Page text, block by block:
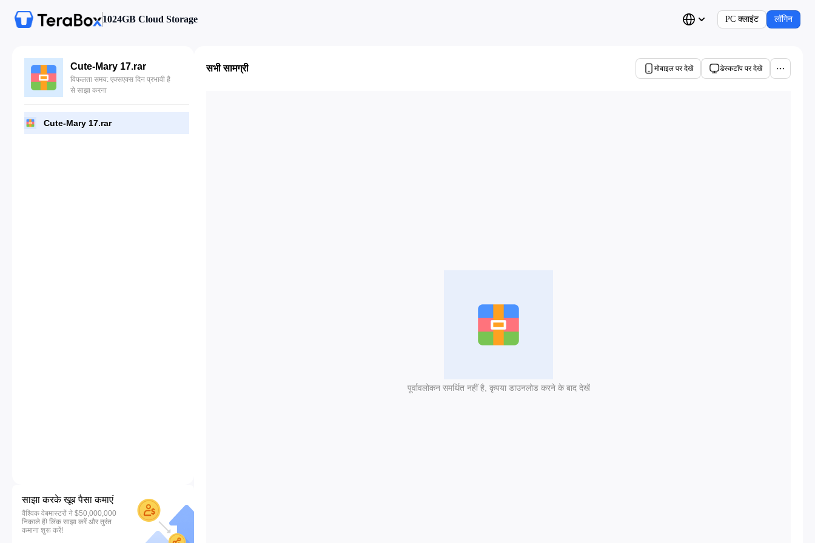
1024GB Cloud Storage PC क्लाइंट लॉगिन
Cute-Mary 17.rar
विफलता समय: एक्सएक्स दिन प्रभावी है
से साझा करना
Cute-Mary 17.rar
साझा करके खूब पैसा कमाएं
वैश्विक वेबमास्टरों ने $50,000,000
निकाले हैं! लिंक साझा करें और तुरंत
कमाना शुरू करें!
सभी सामग्री मोबाइल पर देखें डेस्कटॉप पर देखें
पूर्वावलोकन समर्थित नहीं है, कृपया डाउनलोड करने के बाद देखें